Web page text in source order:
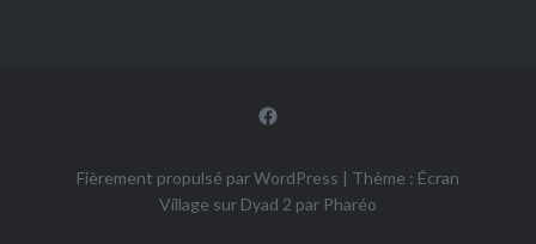
Facebook
Fièrement propulsé par WordPress | Thème : Écran
Village sur Dyad 2 par Pharéo